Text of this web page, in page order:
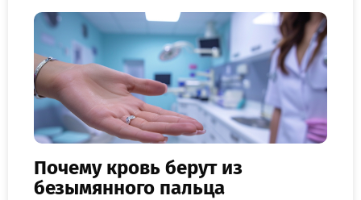
Почему кровь берут из
безымянного пальца